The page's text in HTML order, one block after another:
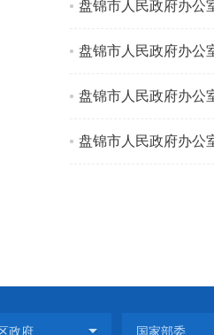
盘锦市人民政府办公
盘锦市人民政府办公
盘锦市人民政府办公
盘锦市人民政府办公